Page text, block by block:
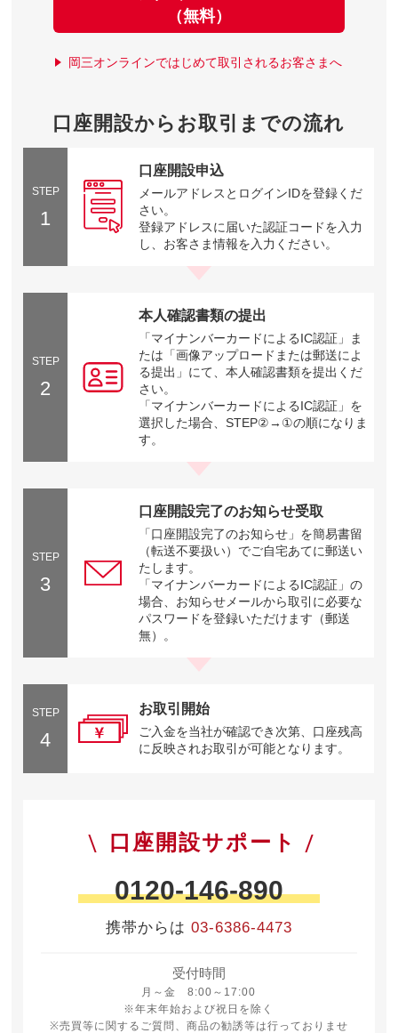
（無料）
岡三オンラインではじめて取引されるお客さまへ
口座開設からお取引までの流れ
STEP
1
口座開設申込
メールアドレスとログインIDを登録くだ
さい。
登録アドレスに届いた認証コードを入力
し、お客さま情報を入力ください。
STEP
2
本人確認書類の提出
「マイナンバーカードによるIC認証」ま
たは「画像アップロードまたは郵送によ
る提出」にて、本人確認書類を提出くだ
さい。
「マイナンバーカードによるIC認証」を
選択した場合、STEP②→①の順になりま
す。
STEP
3
口座開設完了のお知らせ受取
「口座開設完了のお知らせ」を簡易書留
（転送不要扱い）でご自宅あてに郵送い
たします。
「マイナンバーカードによるIC認証」の
場合、お知らせメールから取引に必要な
パスワードを登録いただけます（郵送
無）。
STEP
4
お取引開始
ご入金を当社が確認でき次第、口座残高
に反映されお取引が可能となります。
口座開設サポート
0120-146-890
携帯からは 03-6386-4473
受付時間
月～金 8:00～17:00
月曜日から金曜日 8時から17時
※年末年始および祝日を除く
※売買等に関するご質問、商品の勧誘等は行っておりませ